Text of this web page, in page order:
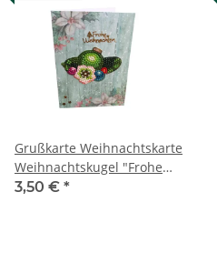
Grußkarte Weihnachtskarte
Weihnachtskugel "Frohe
Weihnachten"
3,50 € *